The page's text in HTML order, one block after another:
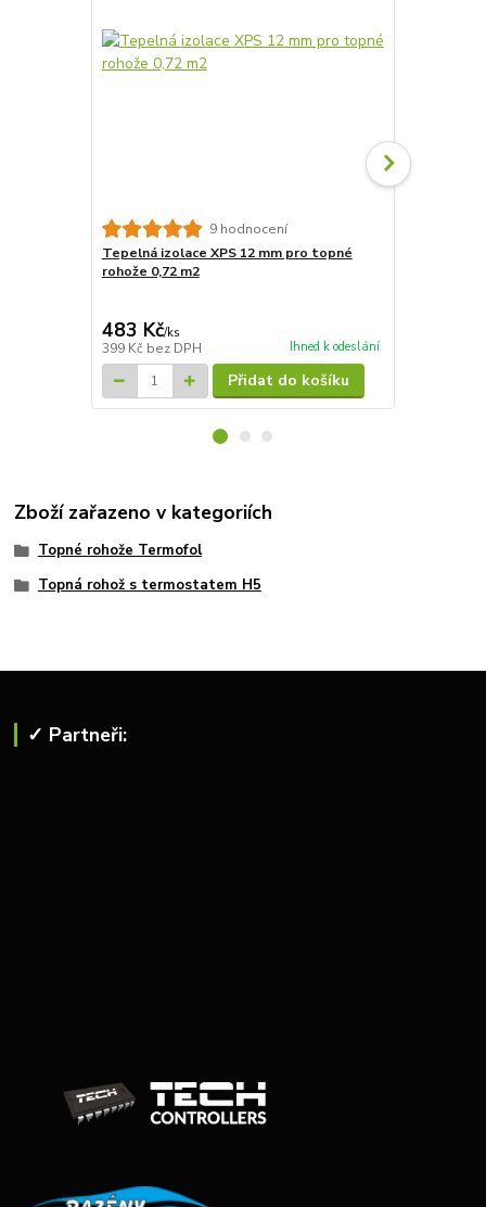
9 hodnocení
Tepelná izolace XPS 12 mm pro topné
rohože 0,72 m2
483 Kč/ks
399 Kč bez DPH Ihned k odeslání
Přidat do košíku
Zboží zařazeno v kategoriích
Topné rohože Termofol
Topná rohož s termostatem H5
✓ Partneři: